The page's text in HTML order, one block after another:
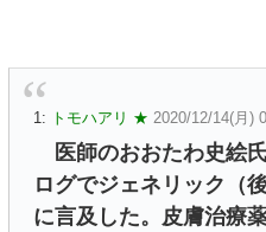
1: トモハアリ ★ 2020/12/14(月)
医師のおおたわ史絵
ログでジェネリック（
に言及した。皮膚治療